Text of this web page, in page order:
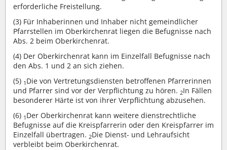
erforderliche Freistellung.
(3) Für Inhaberinnen und Inhaber nicht gemeindlicher
Pfarrstellen im Oberkirchenrat liegen die Befugnisse nach
Abs. 2 beim Oberkirchenrat.
(4) Der Oberkirchenrat kann im Einzelfall Befugnisse nach
den Abs. 1 und 2 an sich ziehen.
(5) 1 Die von Vertretungsdiensten betroffenen Pfarrerinnen
und Pfarrer sind vor der Verpflichtung zu hören. 2In Fällen
besonderer Härte ist von ihrer Verpflichtung abzusehen.
(6) 1 Der Oberkirchenrat kann weitere dienstrechtliche
Befugnisse auf die Kreispfarrerin oder den Kreispfarrer im
Einzelfall übertragen. 2Die Dienst- und Lehraufsicht
verbleibt beim Oberkirchenrat.